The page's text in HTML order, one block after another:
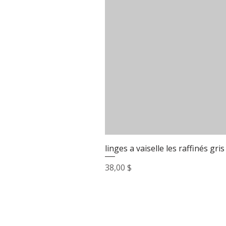
linges a vaiselle les raffinés gris
Prix
38,00 $